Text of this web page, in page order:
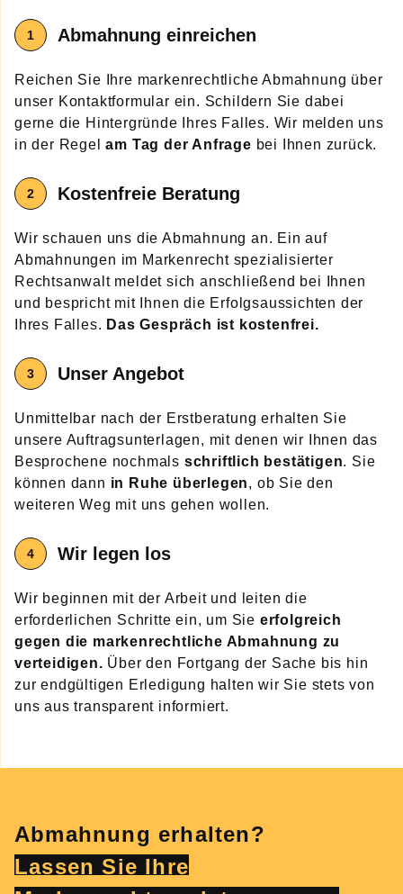
Abmahnung einreichen
Reichen Sie Ihre markenrechtliche Abmahnung über
unser Kontaktformular ein. Schildern Sie dabei
gerne die Hintergründe Ihres Falles. Wir melden uns
in der Regelam Tag der Anfrage bei Ihnen zurück.
Kostenfreie Beratung
Wir schauen uns die Abmahnung an. Ein auf
Abmahnungen im Markenrecht spezialisierter
Rechtsanwalt meldet sich anschließend bei Ihnen
und bespricht mit Ihnen die Erfolgsaussichten der
Ihres Falles. Das Gespräch ist kostenfrei.
Unser Angebot
Unmittelbar nach der Erstberatung erhalten Sie
unsere Auftragsunterlagen, mit denen wir Ihnen das
Besprochene nochmals schriftlich bestätigen. Sie
können dann in Ruhe überlegen, ob Sie den
weiteren Weg mit uns gehen wollen.
Wir legen los
Wir beginnen mit der Arbeit und leiten die
erforderlichen Schritte ein, um Sie erfolgreich
gegen die markenrechtliche Abmahnung zu
verteidigen. Über den Fortgang der Sache bis hin
zur endgültigen Erledigung halten wir Sie stets von
uns aus transparent informiert.
Abmahnung erhalten?
Lassen Sie Ihre